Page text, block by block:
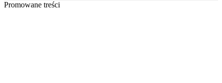
Promowane treści